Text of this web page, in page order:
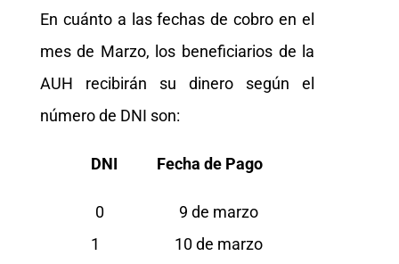
En cuánto a las fechas de cobro en el
mes de Marzo, los beneficiarios de la
AUH recibirán su dinero según el
número de DNI son:
DNI Fecha de Pago
0 9 de marzo
1 10 de marzo